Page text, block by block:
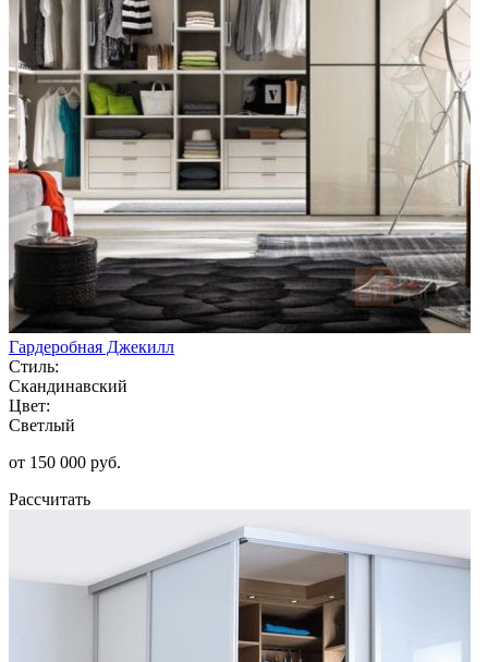
Гардеробная Джекилл
Стиль:
Скандинавский
Цвет:
Светлый
от 150 000 руб.
Рассчитать